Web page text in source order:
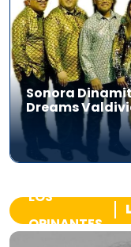
Sonora
Dreams
LOS
OPINANTES